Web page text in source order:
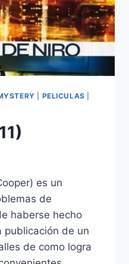
PELICULAS
es un
de
haberse hecho
publicación de un
de como logra